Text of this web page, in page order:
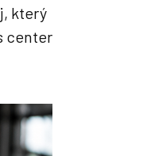
který
center